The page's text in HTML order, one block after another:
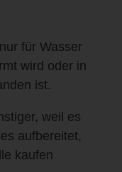
für Wasser
wird oder in
ist.
weil es
aufbereitet,
kaufen